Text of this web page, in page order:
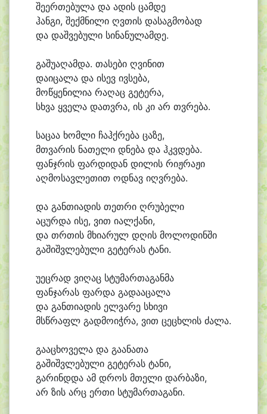
შეერთებულა და ადის ცამდე
ჰანგი, შექმნილი ღვთის დასაგმობად
და დაშვებული სინანულამდე.
გაშუაღამდა. თასები ღვინით
დაიცალა და ისევ ივსება,
მოწყენილია რაღაც გეტერა,
სხვა ყველა დათვრა, ის კი არ თვრება.
საცაა ხომლი ჩაჰქრება ცაზე,
მთვარის ნათელი დნება და ჰკვდება.
ფანჯრის ფარდიდან დილის რიჟრაჟი
აღმოსავლეთით ოდნავ იღვრება.
და განთიადის თეთრი ღრუბელი
აცურდა ისე, ვით იალქანი,
და თრთის მხიარულ დღის მოლოდინში
გაშიშვლებული გეტერას ტანი.
უეცრად ვიღაც სტუმართაგანმა
ფანჯარას ფარდა გადააცალა
და განთიადის ელვარე სხივი
მსწრაფლ გადმოიჭრა, ვით ცეცხლის ძალა.
გააცხოველა და გაანათა
გაშიშვლებული გეტერას ტანი,
გარინდდა ამ დროს მთელი დარბაზი,
არ ზის არც ერთი სტუმართაგანი.